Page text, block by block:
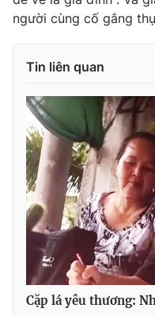
Ðiện thoại Thời báo VTV:
Email:
toasoan@vtv.vn
® Cấm sao chép dưới mọi
thuận bằng văn bản. Ghi
thông tin từ website này.
người cùng cố gắng
Tin liên quan
Cặp lá yêu thương: